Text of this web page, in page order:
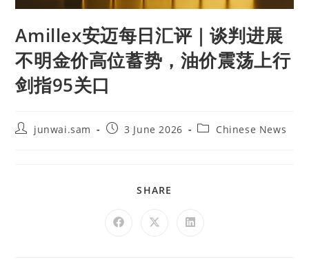
Amillex安迈每日汇评｜谈判进展
不明金价高位蓄势，油价震荡上行
剑指95关口
junwai.sam 3 June 2026 Chinese News
SHARE